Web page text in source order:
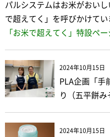
パルシステムはお米がおい
で超えてく」を呼びかけてい
「お米で超えてく」特設ペ
2024年10月15日
PLA企画「手
り（五平餅み
2024年10月15日